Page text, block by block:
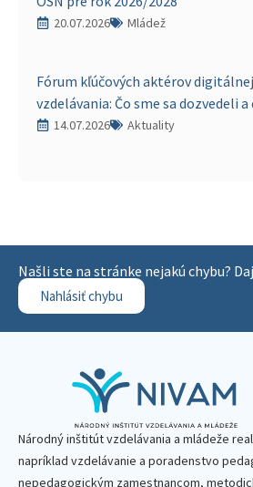
20.07.2026 Mládež
Fórum kľúčových aktérov
vzdelávania: Čo sme sa dozvedeli
14.07.2026 Aktuality
Našli ste na stránke nejakú chybu?
Nahlásiť chybu
Národný inštitút vzdelávania a mládeže
napríklad vzdelávanie a poradenstvo
nepedagogickým zamestnancom,